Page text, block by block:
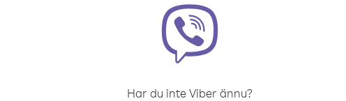
Har du inte Viber ännu?